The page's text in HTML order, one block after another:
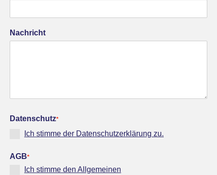
Nachricht
Datenschutz*
Ich stimme der Datenschutzerklärung zu.
AGB*
Ich stimme den Allgemeinen